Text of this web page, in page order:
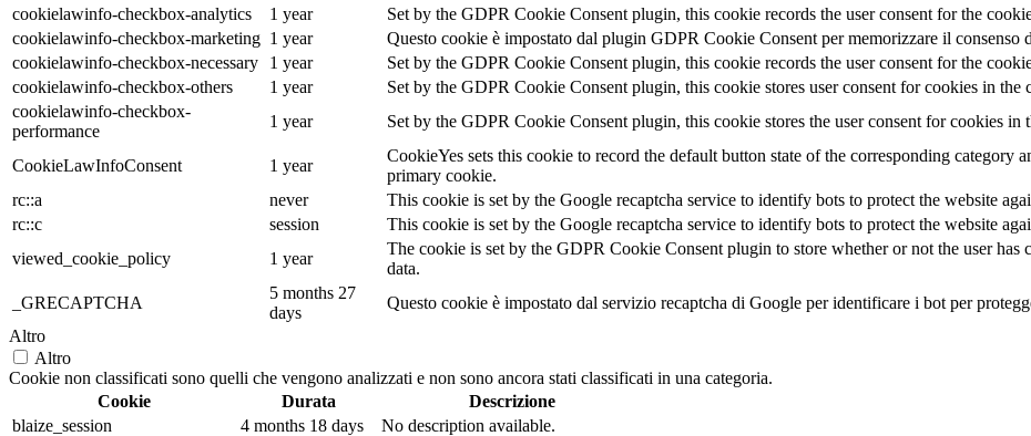
cookielawinfo-checkbox-analytics
1 year
Set by the GDPR Cookie Consent plugin, this cookie records the user consent for the
cookielawinfo-checkbox-marketing 1 year
Questo cookie è impostato dal plugin GDPR Cookie Consent per memorizzare il
cookielawinfo-checkbox-necessary
1 year
Set by the GDPR Cookie Consent plugin, this cookie records the user consent for the
cookielawinfo-checkbox-others
1 year
Set by the GDPR Cookie Consent plugin, this cookie stores user consent for cookies in the
cookielawinfo-checkbox-
performance
1 year Set by the GDPR Cookie Consent plugin, this cookie stores the user consent for cookies in
CookieLawInfoConsent 1 year
CookieYes sets this cookie to record the default button state of the corresponding
primary cookie.
rc::a
never
This cookie is set by the Google recaptcha service to identify bots to protect the website
rc::c
session
This cookie is set by the Google recaptcha service to identify bots to protect the website
viewed_cookie_policy
1 year
The cookie is set by the GDPR Cookie Consent plugin to store whether or not the user has
data.
_GRECAPTCHA
5 months 27
days
Questo cookie è impostato dal servizio recaptcha di Google per identificare i bot per
Altro
Altro
Cookie non classificati sono quelli che vengono analizzati e non sono ancora stati classificati in una categoria.
Cookie
Durata
Descrizione
blaize_session
4 months 18 days
No description available.